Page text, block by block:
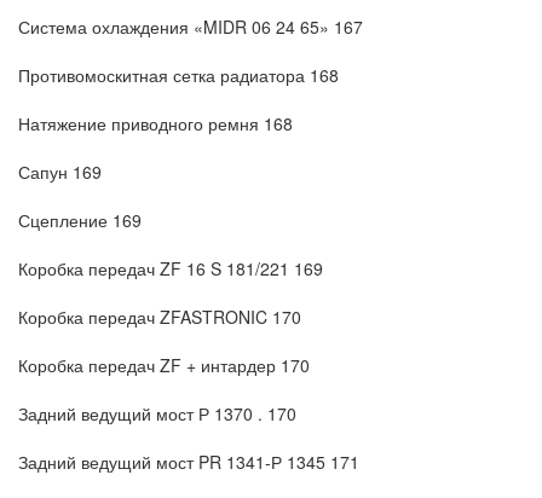
Система охлаждения «MIDR 06 24 65» 167
Противомоскитная сетка радиатора 168
Натяжение приводного ремня 168
Сапун 169
Сцепление 169
Коробка передач ZF 16 S 181/221 169
Коробка передач ZFASTRONIC 170
Коробка передач ZF + интардер 170
Задний ведущий мост Р 1370 . 170
Задний ведущий мост PR 1341-Р 1345 171